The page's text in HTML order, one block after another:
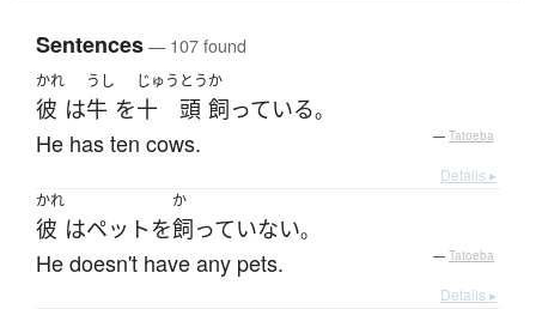
Sentences— 107 found
かれ
彼 は
うし
牛 を
じゅう
十
とう
頭
か
飼っている。
He has ten cows. — Tatoeba
Details ▸
かれ
彼 はペット を
か
飼っていない。
He doesn't have any pets. — Tatoeba
Details ▸